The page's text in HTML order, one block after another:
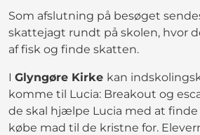
Som afslutning på besøget
skattejagt rundt på skolen, hvor
af fisk og finde skatten.
I Glyngøre Kirke kan
komme til Lucia: Breakout og
de skal hjælpe Lucia med at
købe mad til de kristne for.